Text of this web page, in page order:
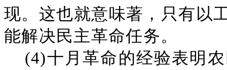
现。这也就意味著，只有以
能解决民主革命任务。
(4)十月革命的经验表明